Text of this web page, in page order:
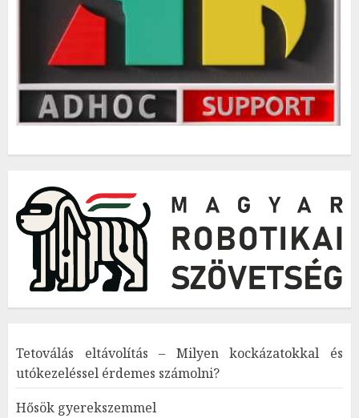
Tetoválás eltávolítás – Milyen kockázatokkal és
utókezeléssel érdemes számolni?
Hősök gyerekszemmel